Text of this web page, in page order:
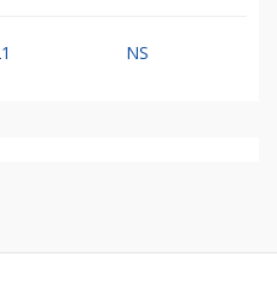
NS